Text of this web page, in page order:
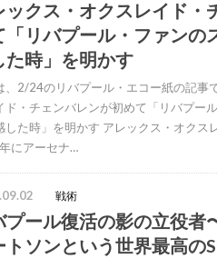
ックス・オクスレイド・
「リバプール・ファンの
た時」を明かす
、2/24のリバプール・エコー紙の記事
ド・チェンバレンが初めて「リバプー
した時」を明かす アレックス・オクス
にアーセナ…
戦術
プール復活の影の立役者
トソンという世界最高の